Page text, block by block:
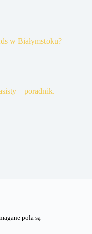
w Białymstoku?
– poradnik.
pola są